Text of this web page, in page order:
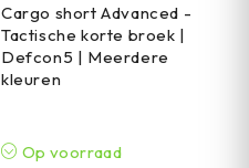
Cargo short Advanced -
Tactische korte broek |
Defcon5 | Meerdere
kleuren
Op voorraad